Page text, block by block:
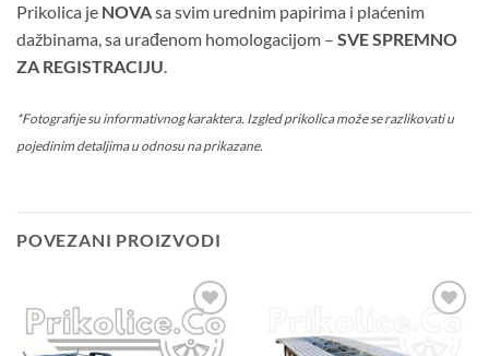
Prikolica je NOVAsa svim urednim papirima i plaćenim
dažbinama, sa urađenom homologacijom – SVE SPREMNO
ZA REGISTRACIJU
*Fotografije su informativnog karaktera. Izgled prikolica može se razlikovati u
pojedinim detaljima u odnosu na prikazane.
POVEZANI PROIZVODI
Dodaj
u listu